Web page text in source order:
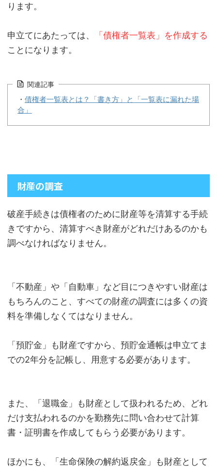
ります。
申立てにあたっては、
「債権者一覧表」を作成する
ことになります。
関連記事
・ 債権者一覧表とは？「書き方」と「一覧表に漏れた場
合」
財産の調査
破産手続きは債権者のために財産等を清算する手続
きですから、清算すべき財産がどれだけあるのかも
調べなければなりません。
「不動産」や「自動車」など目につきやすい財産は
もちろんのこと、すべての財産の調査には多くの資
料を準備しなくてはなりません。
「預貯金」も財産ですから、預貯金通帳は申立てま
での2年分を記帳し、用意する必要があります。
また、「退職金」も財産として扱われるため、どれ
だけ支払われるのかを勤務先に問い合わせて計算
書・証明書を作成してもらう必要があります。
ほかにも、「生命保険の解約返戻金」も財産として